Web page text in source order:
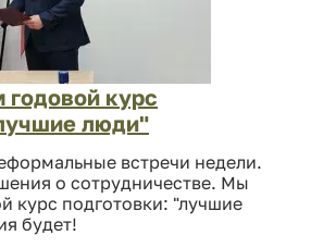
курс
люди"
встречи недели.
о сотрудничестве. Мы
курс подготовки: "лучшие
будет!